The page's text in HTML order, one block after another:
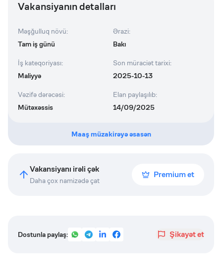
Vakansiyanın detalları
Məşğulluq növü:
Tam iş günü
Ərazi:
Bakı
İş kateqoriyası:
Maliyyə
Son müraciət tarixi:
2025-10-13
Vəzifə dərəcəsi:
Mütəxəssis
Elan paylaşılıb:
14/09/2025
Maaş müzakirəyə əsasən
Vakansiyanı irəli çək
Daha çox namizədə çat
Premium et
Dostunla paylaş: Şikayət et